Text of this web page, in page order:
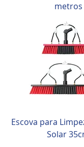
metros
Escova para
Solar